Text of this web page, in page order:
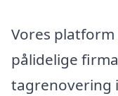
Vores
pålidelige
tagrenovering